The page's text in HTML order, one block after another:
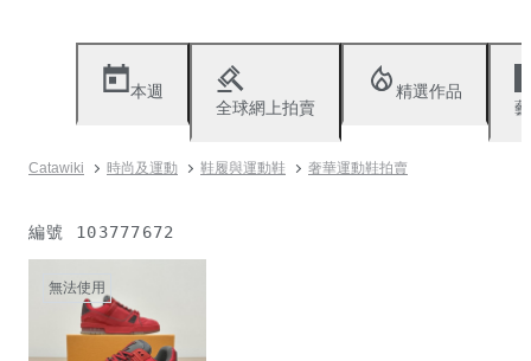
本週
全球網上拍賣
精選作品
Catawiki 時尚及運動 鞋履與運動鞋 奢華運動鞋拍賣
編號 103777672
無法使用